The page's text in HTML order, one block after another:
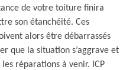
de votre toiture finira
son étanchéité. Ces
alors être débarrassés
que la situation s’aggrave et
réparations à venir. ICP